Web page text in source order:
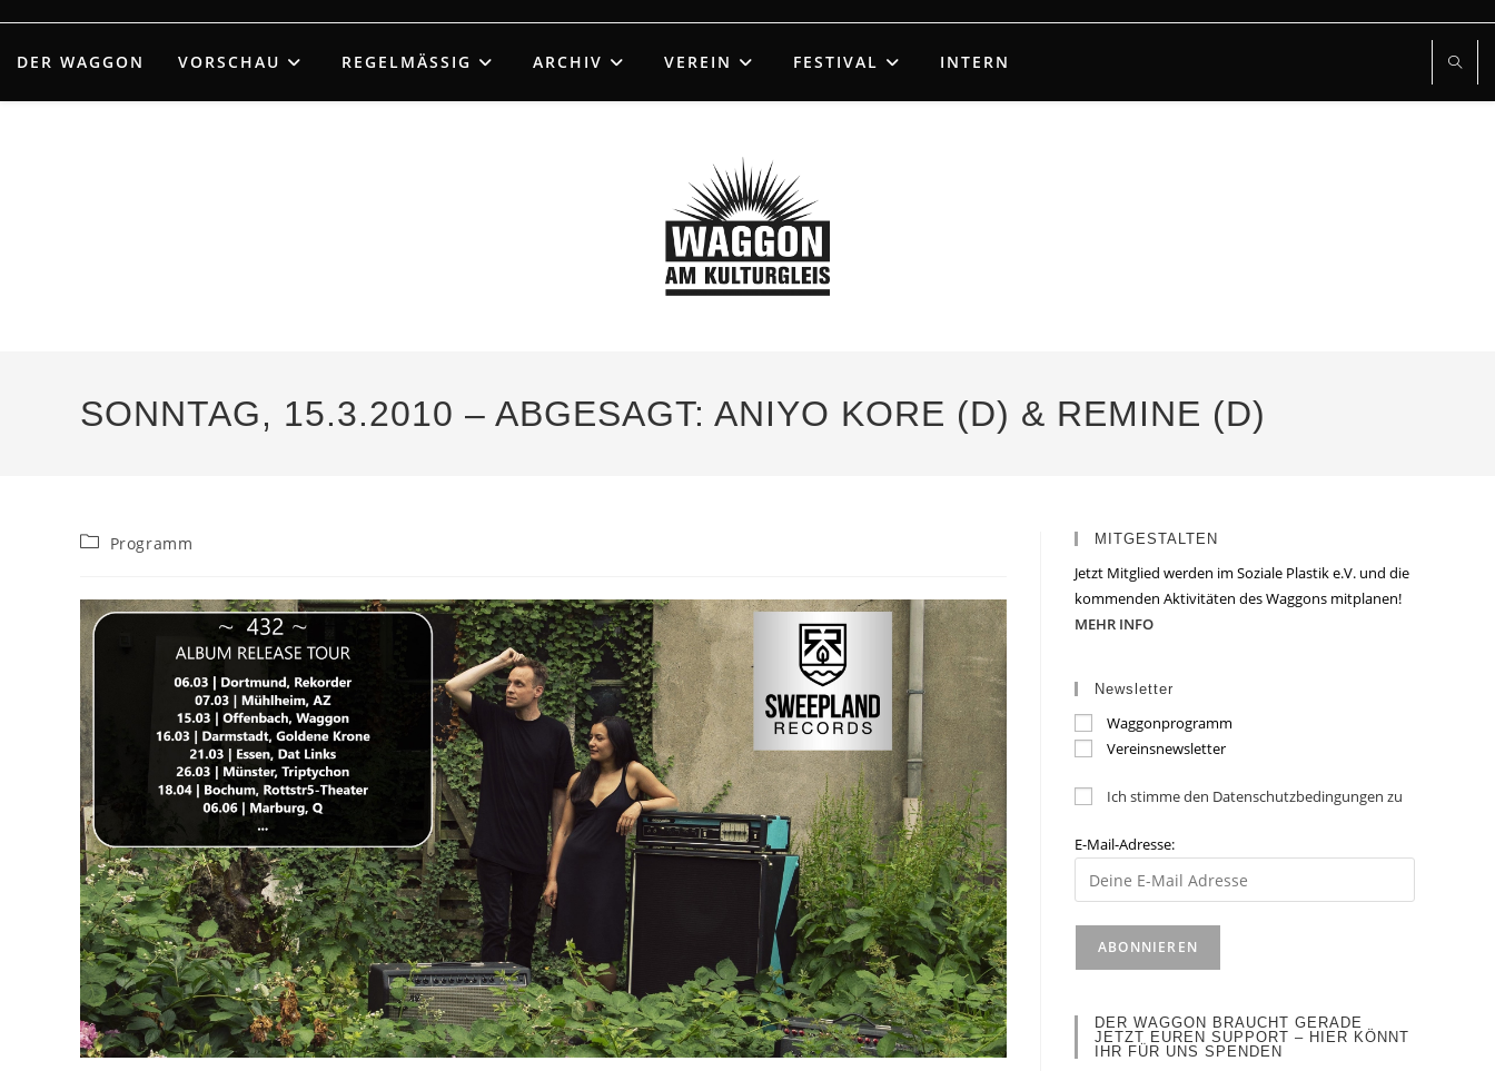
springen
DER WAGGON VORSCHAU REGELMÄSSIG ARCHIV VEREIN FESTIVAL INTERN
SONNTAG, 15.3.2010 – ABGESAGT: ANIYO KORE (D) & REMINE (D)
Beitrags-
Programm MITGESTALTEN
Jetzt Mitglied werden im Soziale Plastik e.V. und die
kommenden Aktivitäten des Waggons mitplanen!
MEHR INFO
Newsletter
Waggonprogramm
Vereinsnewsletter
Ich stimme den Datenschutzbedingungen zu
E-Mail-Adresse:
DER WAGGON BRAUCHT GERADE
JETZT EUREN SUPPORT – HIER KÖNNT
IHR FÜR UNS SPENDEN